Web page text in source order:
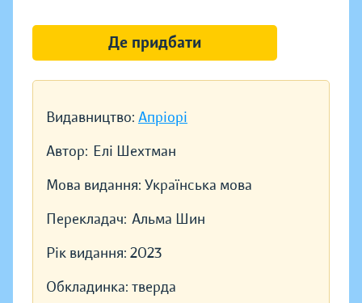
Видавництво: Апріорі
Автор: Елі Шехтман
Мова видання: Українська мова
Перекладач: Альма Шин
Рік видання: 2023
Обкладинка: тверда
Де придбати